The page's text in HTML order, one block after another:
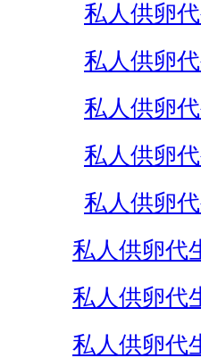
私人供卵
私人供卵
私人供卵
私人供卵
私人供卵
私人供卵代
私人供卵代
私人供卵代